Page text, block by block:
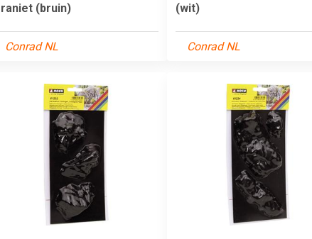
(bruin)
Conrad NL
(wit)
Conrad NL